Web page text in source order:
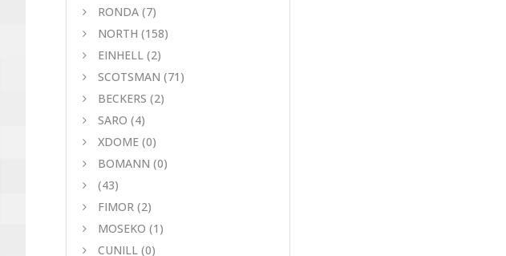
RONDA (7)
NORTH (158)
EINHELL (2)
SCOTSMAN (71)
BECKERS (2)
SARO (4)
XDOME (0)
BOMANN (0)
(43)
FIMOR (2)
MOSEKO (1)
CUNILL (0)